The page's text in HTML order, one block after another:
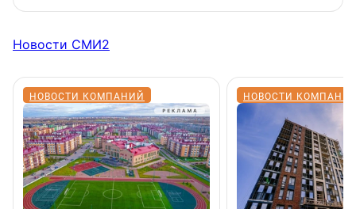
Новости СМИ2
НОВОСТИ КОМПАНИЙ НОВОСТИ